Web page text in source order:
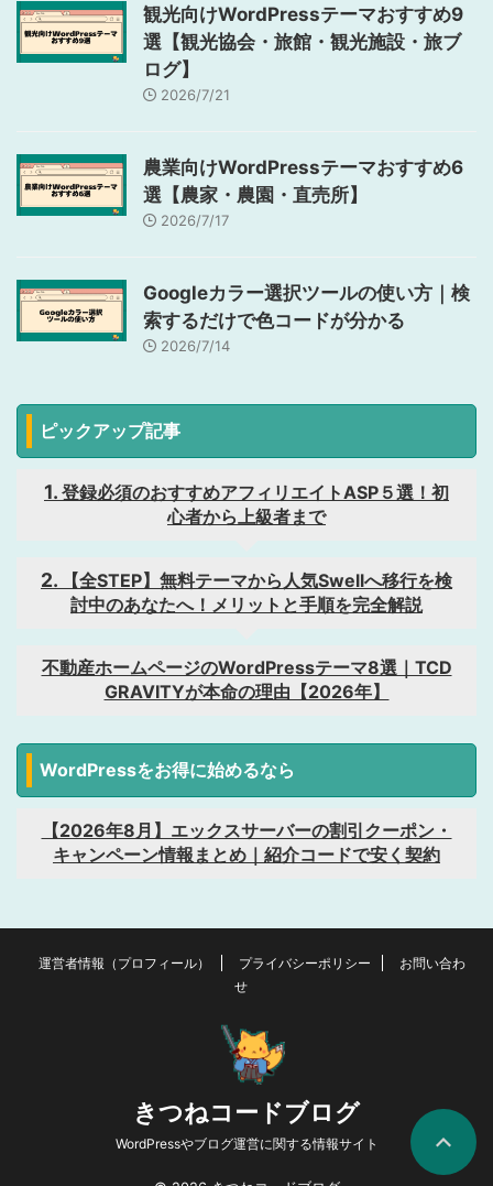
観光向けWordPressテーマおすすめ9
選【観光協会・旅館・観光施設・旅ブ
ログ】
2026/7/21
農業向けWordPressテーマおすすめ6
選【農家・農園・直売所】
2026/7/17
Googleカラー選択ツールの使い方｜検
索するだけで色コードが分かる
2026/7/14
ピックアップ記事
登録必須のおすすめアフィリエイトASP５選！初
心者から上級者まで
【全STEP】無料テーマから人気Swellへ移行を検
討中のあなたへ！メリットと手順を完全解説
不動産ホームページのWordPressテーマ8選｜TCD
GRAVITYが本命の理由【2026年】
WordPressをお得に始めるなら
【2026年8月】エックスサーバーの割引クーポン・
キャンペーン情報まとめ｜紹介コードで安く契約
運営者情報（プロフィール） プライバシーポリシー
お問い合わ
せ
きつねコードブログ
WordPressやブログ運営に関する情報サイト